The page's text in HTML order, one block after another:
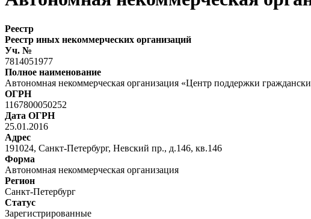
Реестр
Реестр иных некоммерческих организаций
Уч. №
7814051977
Полное наименование
Автономная некоммерческая организация «Центр поддержки
ОГРН
1167800050252
Дата ОГРН
25.01.2016
Адрес
191024, Санкт-Петербург, Невский пр., д.146, кв.146
Форма
Автономная некоммерческая организация
Регион
Санкт-Петербург
Статус
Зарегистрированные